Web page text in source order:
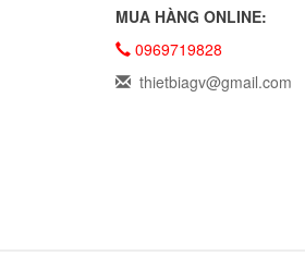
MUA HÀNG ONLINE:
0969719828
thietbiagv@gmail.com